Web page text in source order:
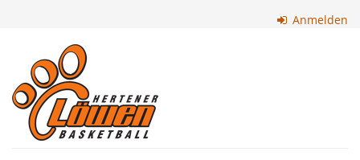
springen
Anmelden
Hertener
Löwen
e.